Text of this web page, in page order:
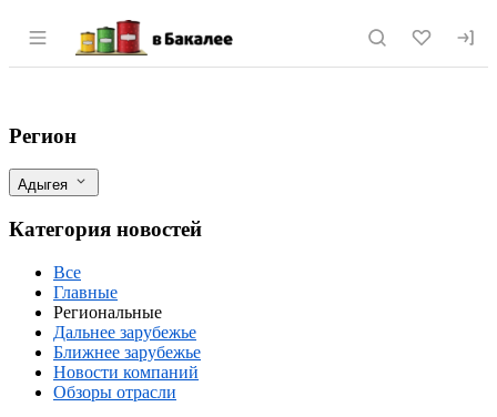
Раздел навигации по сайту vbakalee.ru
В Адыгее ожидают высокий урожай
Фильтры
Регион
Адыгея
Категория новостей
Все
Главные
Региональные
Дальнее зарубежье
Ближнее зарубежье
Новости компаний
Обзоры отрасли